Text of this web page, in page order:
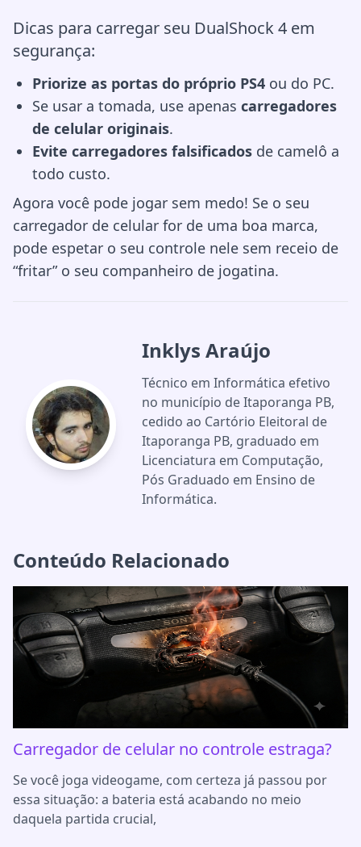
Dicas para carregar seu DualShock 4 em
segurança:
Priorize as portas do próprio PS4 ou do PC.
Se usar a tomada, use apenas carregadores
de celular originais.
Evite carregadores falsificados de camelô a
todo custo.
Agora você pode jogar sem medo! Se o seu
carregador de celular for de uma boa marca,
pode espetar o seu controle nele sem receio de
“fritar” o seu companheiro de jogatina.
Inklys Araújo
Técnico em Informática efetivo
no município de Itaporanga PB,
cedido ao Cartório Eleitoral de
Itaporanga PB, graduado em
Licenciatura em Computação,
Pós Graduado em Ensino de
Informática.
Conteúdo Relacionado
Carregador de celular no controle estraga?
Se você joga videogame, com certeza já passou por
essa situação: a bateria está acabando no meio
daquela partida crucial,